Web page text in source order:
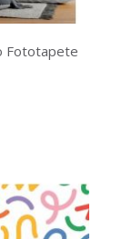
Fototapete